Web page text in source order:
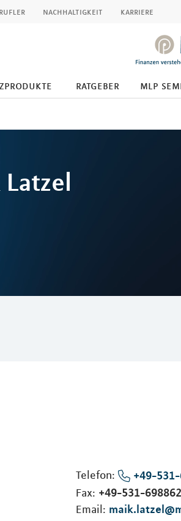
nachhaltigkeit karriere
ratgeber mlp
Latzel
Telefon:
+49-
Fax: +49-531-
Email: